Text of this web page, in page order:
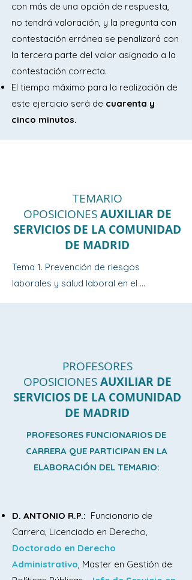
con más de una opción de respuesta,
no tendrá valoración, y la pregunta con
contestación errónea se penalizará con
la tercera parte del valor asignado a la
contestación correcta.
El tiempo máximo para la realización de
este ejercicio será de cuarenta y
cinco minutos.
TEMARIO
OPOSICIONESAUXILIAR DE
SERVICIOS DE LA COMUNIDAD
DE MADRID
Tema 1. Prevención de riesgos
laborales y salud laboral en el
tóxicos. Higiene postural. Riesgos de
caídas.
Tema 2. La limpieza y desinfección en
jardines, viales, maquinaria, vehículos y
utilización de productos y utensilios.
Tema 3. Traslado de usuarios dentro de
centros públicos. Conocimientos
básicos del manejo de utensilios y
PROFESORES
OPOSICIONESAUXILIAR DE
SERVICIOS DE LA COMUNIDAD
DE MADRID
PROFESORES FUNCIONARIOS DE
CARRERA QUE PARTICIPAN EN LA
ELABORACIÓN DEL TEMARIO:
D. ANTONIO R.P.: Funcionario de
Carrera, Licenciado en Derecho,
Doctorado en Derecho
Administrativo, Master en Gestión de